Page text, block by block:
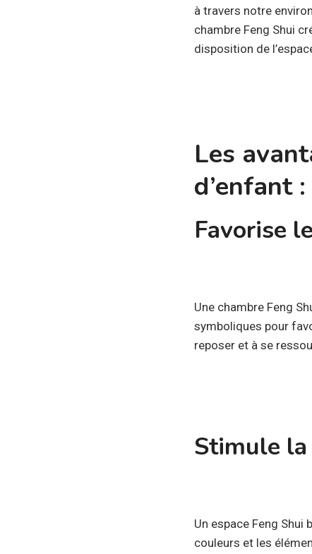
à travers notre
chambre Feng Shui
disposition de
Les
d’enfant :
Favorise
Une chambre Feng
symboliques pour
reposer et à se
Stimule
Un espace Feng
couleurs et les